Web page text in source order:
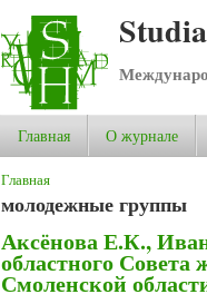
Главная О журнале
Вы здесь
Главная
молодежные группы
Аксёнова Е.К.,
областного
Смоленской